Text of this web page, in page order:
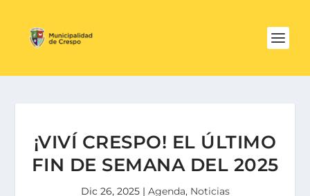
¡VIVÍ CRESPO! EL ÚLTIMO
FIN DE SEMANA DEL 2025
Dic 26, 2025| Agenda, Noticias